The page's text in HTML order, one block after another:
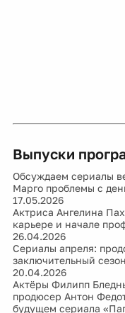
Выпуски
Обсуждаем сериалы
Марго проблемы с
17.05.2026
Актриса Ангелина
карьере и начале
26.04.2026
Сериалы апреля:
заключительный
20.04.2026
Актёры Филипп
продюсер Антон
будущем сериала